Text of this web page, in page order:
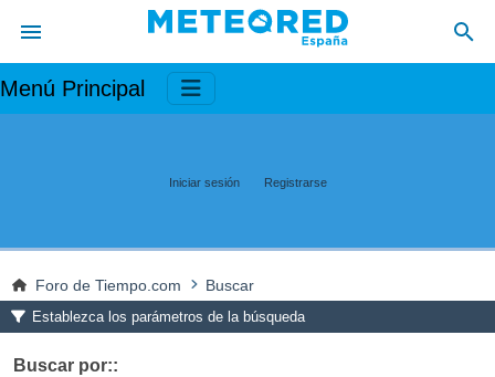
Menú Principal
Iniciar sesión Registrarse
Foro de Tiempo.com Buscar
Establezca los parámetros de la búsqueda
Buscar por::